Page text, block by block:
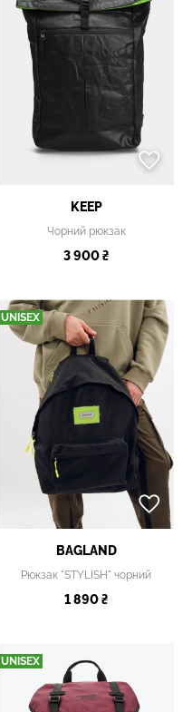
KEEP
Чорний рюкзак
3 900 ₴
UNISEX
BAGLAND
Рюкзак "STYLISH" чорний
1 890 ₴
UNISEX